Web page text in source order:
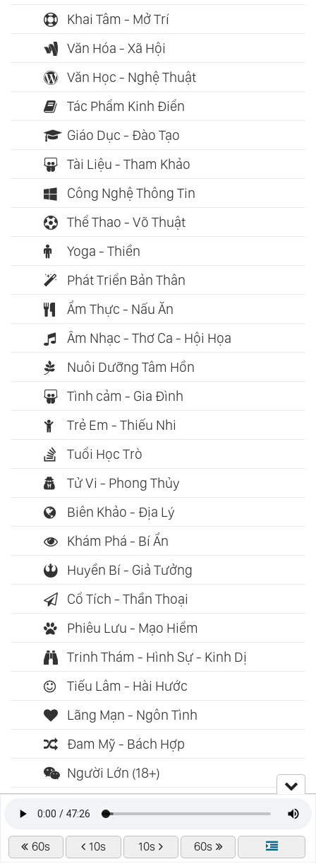
60s 10s 10s 60s
Khai Tâm - Mở Trí
Văn Hóa - Xã Hội
Văn Học - Nghệ Thuật
Tác Phẩm Kinh Điển
Giáo Dục - Đào Tạo
Tài Liệu - Tham Khảo
Công Nghệ Thông Tin
Thể Thao - Võ Thuật
Yoga - Thiền
Phát Triển Bản Thân
Ẩm Thực - Nấu Ăn
Âm Nhạc - Thơ Ca - Hội Họa
Nuôi Dưỡng Tâm Hồn
Tình cảm - Gia Đình
Trẻ Em - Thiếu Nhi
Tuổi Học Trò
Tử Vi - Phong Thủy
Biên Khảo - Địa Lý
Khám Phá - Bí Ẩn
Huyền Bí - Giả Tưởng
Cổ Tích - Thần Thoại
Phiêu Lưu - Mạo Hiểm
Trinh Thám - Hình Sự - Kinh Dị
Tiếu Lâm - Hài Hước
Lãng Mạn - Ngôn Tình
Đam Mỹ - Bách Hợp
Người Lớn (18+)
Kịch Bản - Sân Khấu